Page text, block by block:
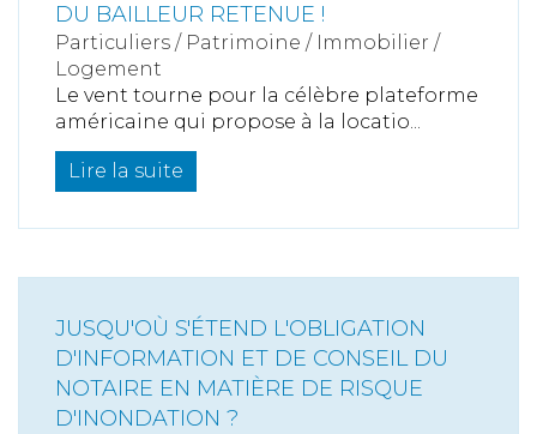
DU BAILLEUR RETENUE !
Particuliers / Patrimoine / Immobilier /
Logement
Le vent tourne pour la célèbre plateforme
américaine qui propose à la locatio...
Lire la suite
JUSQU'OÙ S'ÉTEND L'OBLIGATION
D'INFORMATION ET DE CONSEIL DU
NOTAIRE EN MATIÈRE DE RISQUE
D'INONDATION ?